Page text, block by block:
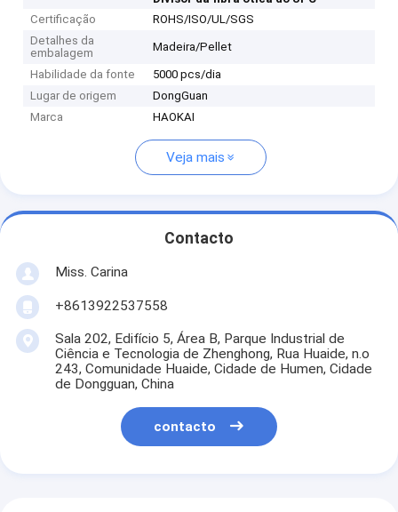
Certificação
ROHS/ISO/UL/SGS
Detalhes da
embalagem
Madeira/Pellet
Habilidade da fonte
5000 pcs/dia
Lugar de origem
DongGuan
Marca
HAOKAI
Veja mais
Contacto
Miss. Carina
+8613922537558
Sala 202, Edifício 5, Área B, Parque Industrial de
Ciência e Tecnologia de Zhenghong, Rua Huaide, n.o
243, Comunidade Huaide, Cidade de Humen, Cidade
de Dongguan, China
contacto